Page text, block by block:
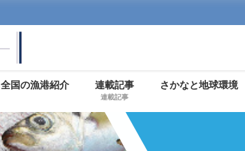
全国の漁港紹介 連載記事
連載記事
さかなと地球環境